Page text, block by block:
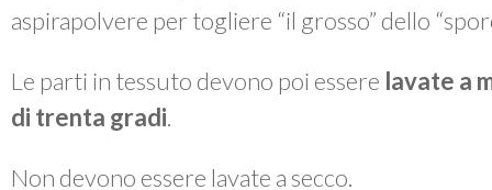
aspirapolvere per togliere “il grosso” dello
Le parti in tessuto devono poi essere lavate a
di trenta gradi.
Non devono essere lavate a secco.